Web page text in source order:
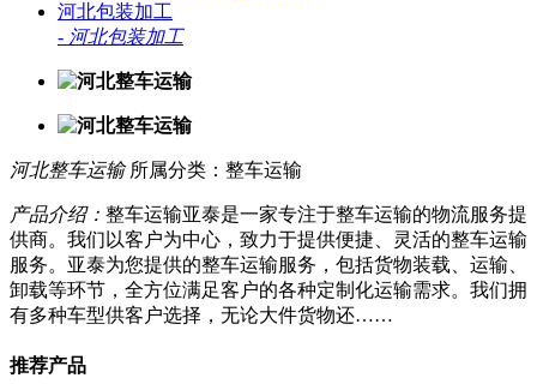
河北包装加工
- 河北包装加工
河北整车运输 所属分类：整车运输
产品介绍： 整车运输亚泰是一家专注于整车运输的物流服务提
供商。我们以客户为中心，致力于提供便捷、灵活的整车运输
服务。亚泰为您提供的整车运输服务，包括货物装载、运输、
卸载等环节，全方位满足客户的各种定制化运输需求。我们拥
有多种车型供客户选择，无论大件货物还……
推荐产品